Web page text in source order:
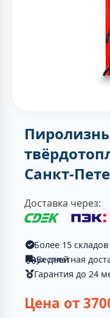
Санкт-
Доставка через:
Более 15
Бесплатная доставка в Санкт-Петербург от 2-ух дней
Гарантия до 24
Цена от